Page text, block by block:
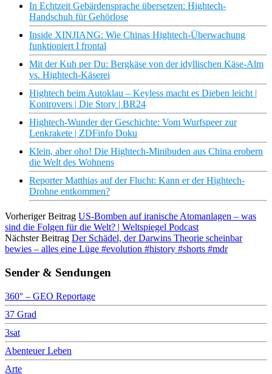
In Echtzeit Gebärdensprache übersetzen: Hightech-
Handschuh für Gehörlose
Inside XINJIANG: Wie Chinas Hightech-Überwachung
funktioniert I frontal
Mit der Kuh per Du: Bergkäse von der idyllischen Käse-Alm
vs. Hightech-Käserei
Hightech beim Autoklau – Keyless macht es Dieben leicht |
Kontrovers | Die Story | BR24
Hightech-Wunder der Geschichte: Vom Wurfspeer zur
Lenkrakete | ZDFinfo Doku
Klein, aber oho! Die Hightech-Minibuden aus China erobern
die Welt des Wohnens
Reporter Matthias auf der Flucht: Kann er der Hightech-
Drohne entkommen?
Vorheriger Beitrag US-Bomben auf iranische Atomanlagen – was
sind die Folgen für die Welt? | Weltspiegel Podcast
Nächster Beitrag Der Schädel, der Darwins Theorie scheinbar
bewies – alles eine Lüge #evolution #history #shorts #mdr
Sender & Sendungen
360° – GEO Reportage
37 Grad
3sat
Abenteuer Leben
Arte